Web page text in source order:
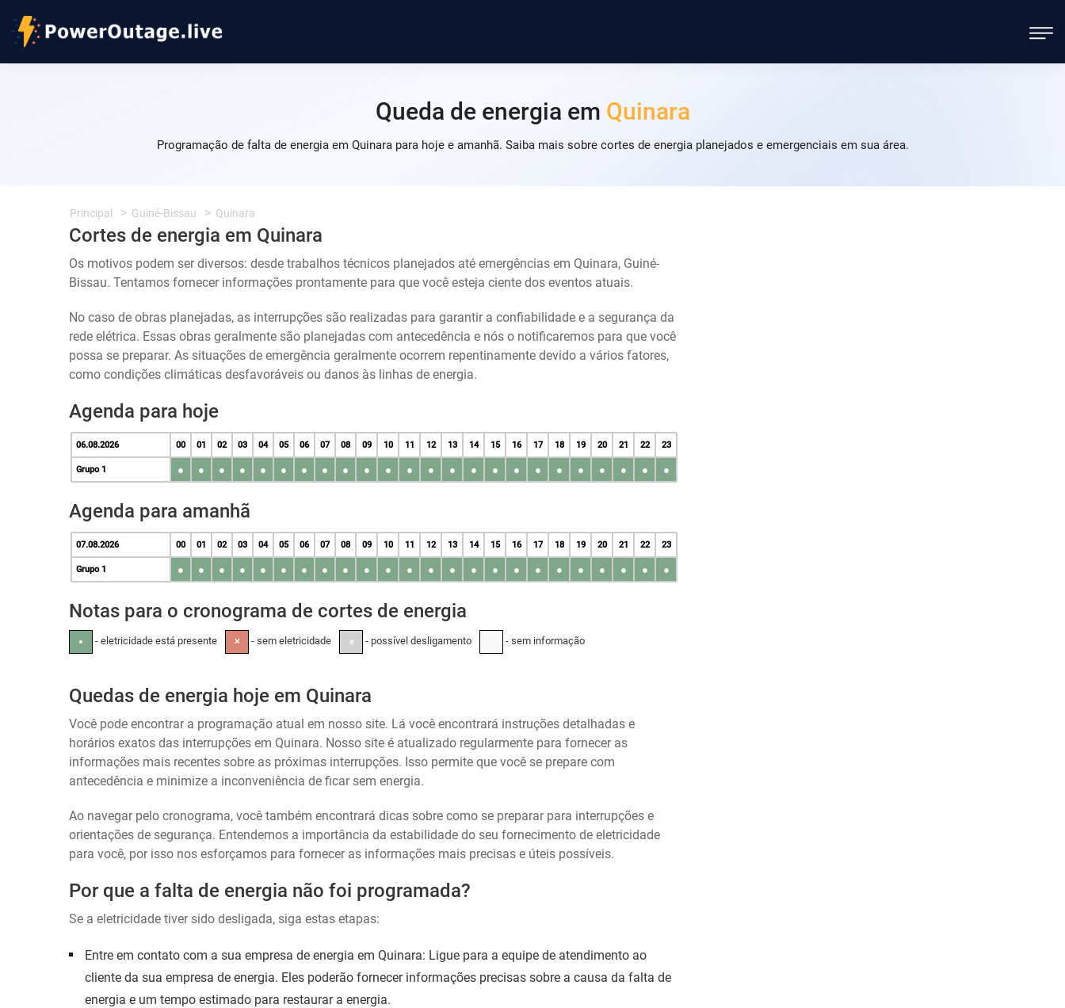
Queda de energia em Quinara
Programação de falta de energia em Quinara para hoje e amanhã. Saiba mais sobre cortes de energia planejados e emergenciais em sua área.
Principal Guiné-Bissau Quinara
Cortes de energia em Quinara
Os motivos podem ser diversos: desde trabalhos técnicos planejados até emergências em Quinara, Guiné-
Bissau. Tentamos fornecer informações prontamente para que você esteja ciente dos eventos atuais.
No caso de obras planejadas, as interrupções são realizadas para garantir a confiabilidade e a segurança da
rede elétrica. Essas obras geralmente são planejadas com antecedência e nós o notificaremos para que você
possa se preparar. As situações de emergência geralmente ocorrem repentinamente devido a vários fatores,
como condições climáticas desfavoráveis ou danos às linhas de energia.
Agenda para hoje
06.08.2026 00 01 02 03 04 05 06 07 08 09 10 11 12 13 14 15 16 17 18 19 20 21 22 23
Grupo 1 ● ● ● ● ● ● ● ● ● ● ● ● ● ● ● ● ● ● ● ● ● ● ● ●
Agenda para amanhã
07.08.2026 00 01 02 03 04 05 06 07 08 09 10 11 12 13 14 15 16 17 18 19 20 21 22 23
Grupo 1 ● ● ● ● ● ● ● ● ● ● ● ● ● ● ● ● ● ● ● ● ● ● ● ●
Notas para o cronograma de cortes de energia
● - eletricidade está presente ✕ - sem eletricidade ± - possível desligamento - sem informação
Quedas de energia hoje em Quinara
Você pode encontrar a programação atual em nosso site. Lá você encontrará instruções detalhadas e
horários exatos das interrupções em Quinara. Nosso site é atualizado regularmente para fornecer as
informações mais recentes sobre as próximas interrupções. Isso permite que você se prepare com
antecedência e minimize a inconveniência de ficar sem energia.
Ao navegar pelo cronograma, você também encontrará dicas sobre como se preparar para interrupções e
orientações de segurança. Entendemos a importância da estabilidade do seu fornecimento de eletricidade
para você, por isso nos esforçamos para fornecer as informações mais precisas e úteis possíveis.
Por que a falta de energia não foi programada?
Se a eletricidade tiver sido desligada, siga estas etapas:
Entre em contato com a sua empresa de energia em Quinara: Ligue para a equipe de atendimento ao
cliente da sua empresa de energia. Eles poderão fornecer informações precisas sobre a causa da falta de
energia e um tempo estimado para restaurar a energia.